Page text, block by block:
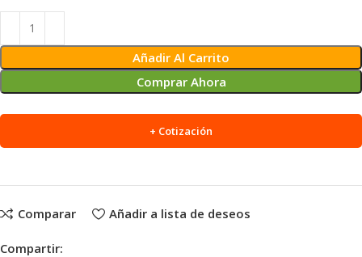
Añadir Al Carrito
Comprar Ahora
Alternative:
+ Cotización
Comparar Añadir a lista de deseos
Compartir: